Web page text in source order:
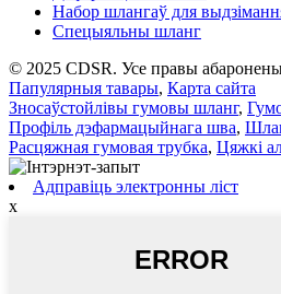
Набор шлангаў для
Спецыяльны шланг
© 2025 CDSR. Усе правы
Папулярныя тавары, Карта сайта
Зносаўстойлівы гумовы шланг,
Профіль дэфармацыйнага шва,
Расцяжная гумовая трубка, Цяжкі
Адправіць электронны ліст
x